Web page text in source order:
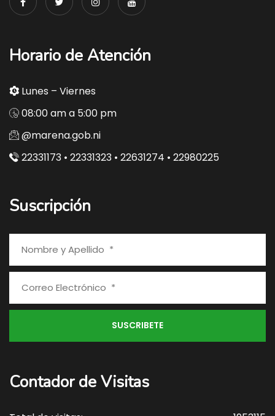
Horario de Atención
Lunes – Viernes
08:00 am a 5:00 pm
@marena.gob.ni
22331173 • 22331323 • 22631274 • 22980225
Suscripción
Contador de Visitas